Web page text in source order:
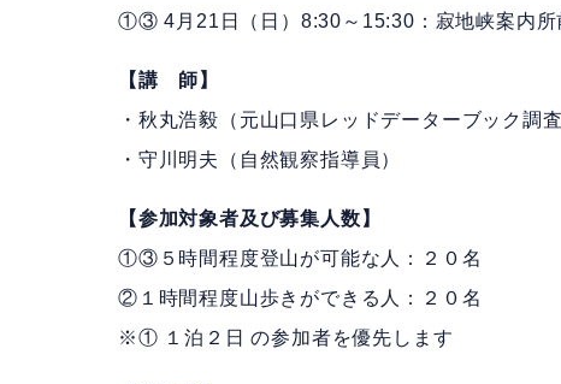
①③ 4月21日（日）8:30～15:30：寂地峡案内所
【講 師】
・秋丸浩毅（元山口県レッドデーターブック調
・守川明夫（自然観察指導員）
【参加対象者及び募集人数】
①③５時間程度登山が可能な人：２０名
②１時間程度山歩きができる人：２０名
※① １泊２日 の参加者を優先します